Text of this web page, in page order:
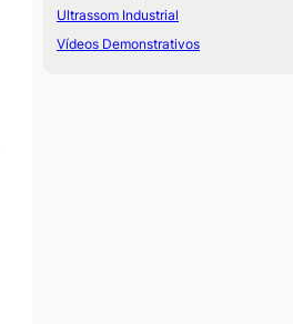
Ultrassom Industrial
Vídeos Demonstrativos